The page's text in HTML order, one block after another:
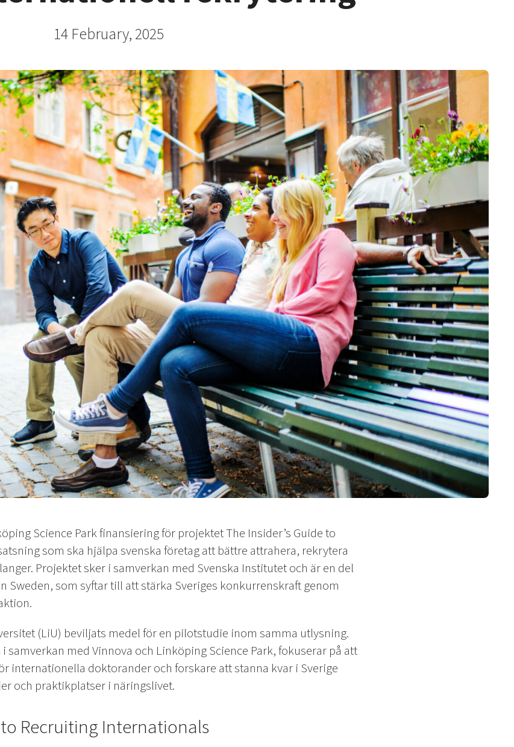
14 February, 2025
Science Park finansiering för projektet The Insider’s Guide to
som ska hjälpa svenska företag att bättre attrahera, rekrytera
Projektet sker i samverkan med Svenska Institutet och är en del
Sweden, som syftar till att stärka Sveriges konkurrenskraft genom
(LiU) beviljats medel för en pilotstudie inom samma utlysning.
samverkan med Vinnova och Linköping Science Park, fokuserar på att
internationella doktorander och forskare att stanna kvar i Sverige
och praktikplatser i näringslivet.
to Recruiting Internationals